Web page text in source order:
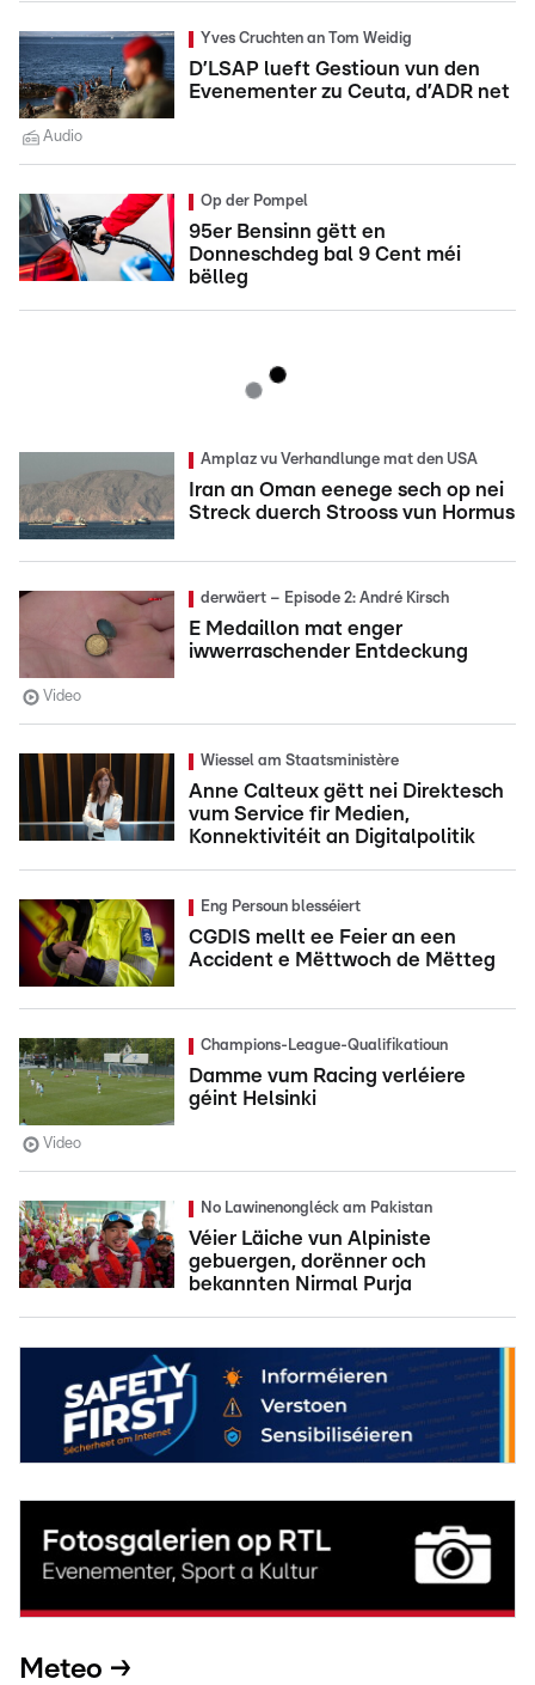
Yves Cruchten an Tom Weidig
D’LSAP lueft Gestioun vun den
Evenementer zu Ceuta, d’ADR net
Audio
Op der Pompel
95er Bensinn gëtt en
Donneschdeg bal 9 Cent méi
bëlleg
Amplaz vu Verhandlunge mat den USA
Iran an Oman eenege sech op nei
Streck duerch Strooss vun Hormus
derwäert – Episode 2: André Kirsch
E Medaillon mat enger
iwwerraschender Entdeckung
Video
Wiessel am Staatsministère
Anne Calteux gëtt nei Direktesch
vum Service fir Medien,
Konnektivitéit an Digitalpolitik
Eng Persoun blesséiert
CGDIS mellt ee Feier an een
Accident e Mëttwoch de Mëtteg
Champions-League-Qualifikatioun
Damme vum Racing verléiere
géint Helsinki
Video
No Lawinenongléck am Pakistan
Véier Läiche vun Alpiniste
gebuergen, dorënner och
bekannten Nirmal Purja
Meteo →